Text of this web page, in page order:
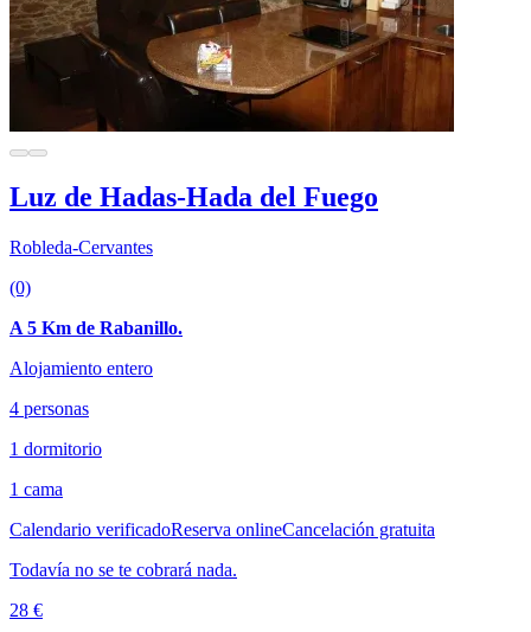
Luz de Hadas-Hada del Fuego
Robleda-Cervantes
(0)
A 5 Km de Rabanillo.
Alojamiento entero
4 personas
1 dormitorio
1 cama
Calendario verificadoReserva onlineCancelación gratuita
Todavía no se te cobrará nada.
28 €